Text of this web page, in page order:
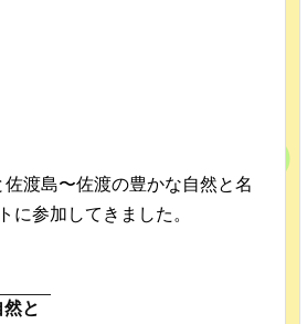
渡島〜佐渡の豊かな自然と名
に参加してきました。
と